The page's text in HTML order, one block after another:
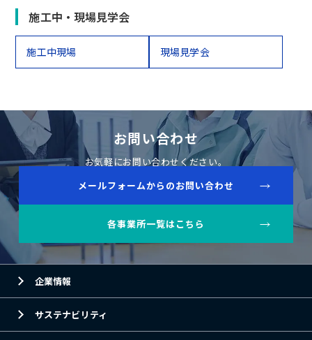
施工中・現場見学会
施工中現場 現場見学会
お問い合わせ
お気軽にお問い合わせください。
メールフォームからのお問い合わせ
各事業所一覧はこちら
企業情報
サステナビリティ